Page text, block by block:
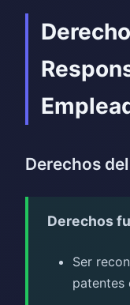
Derechos
Derechos
Ser
patentes